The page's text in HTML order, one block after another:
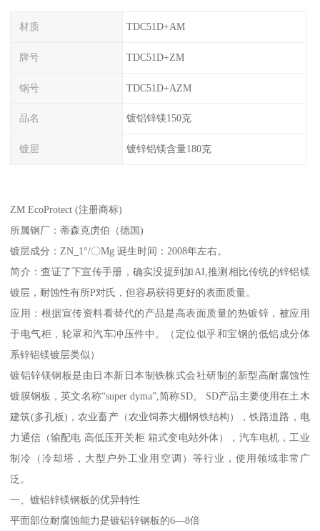
材质 TDC51D+AM
牌号 TDC51D+ZM
钢号 TDC51D+AZM
品名 镀铝锌镁150克
镀层 镀锌铝镁含量180克
ZM EcoProtect (注册商标)
所属钢厂：蒂森克虏伯（德国)
镀层成分：ZN_1°/〇Mg 诞生时间：2008年左右。
简介：查证了下宣传手册，确实没提到加AI,推测相比传统的锌铝镁
镀层，耐蚀性有所P对氏，但容易获得更好的表面质量。
应用：根据宣传资料看替代的产品是高表面质量的热镀锌，被应用
于电气柜，轮罩和汽车冲压件中。（定位似乎和宝钢的低铝成分体
系锌铝镁镀层类似）
镀铝锌镁钢板是由日本新日本制铁株式会社研制的新型高耐腐蚀性
镀膜钢板，英文名称“super dyma”,简称SD。 SD产品主要使用在土木
建筑(多孔板)，农业畜产（农业饲养大棚钢铁结构），铁路道路，电
力通信（输配电 高低压开关柜 箱式变电站外体），汽车电机，工业
制冷（冷却塔，大型户外工业用空调）等行业，使用领域非常广
泛。
一、镀铝锌镁钢板的优异特性
平面部位耐腐蚀能力是镀铝锌钢板的6—8倍